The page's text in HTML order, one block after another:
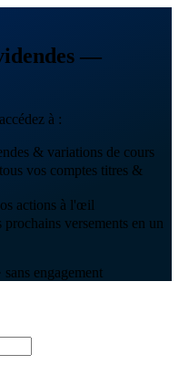
—
à :
& variations de cours
vos comptes titres &
actions à l'œil
prochains versements en un
sans engagement